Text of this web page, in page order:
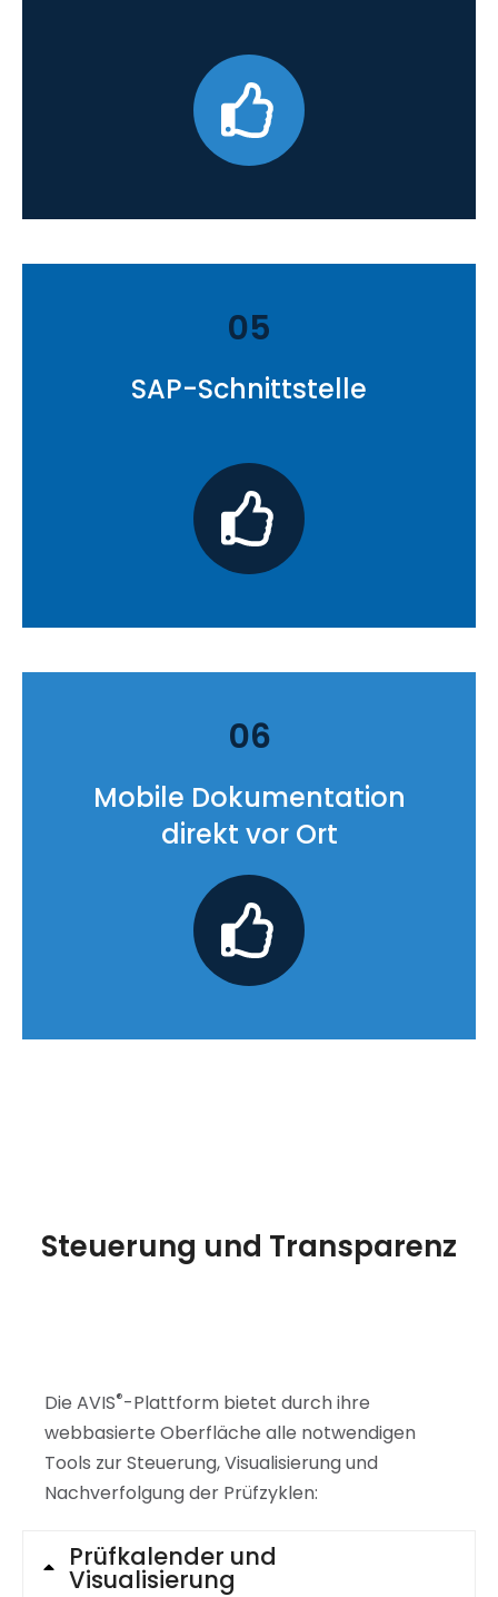
05
SAP-Schnittstelle
06
Mobile Dokumentation
direkt vor Ort
Steuerung und Transparenz
Die AVIS®-Plattform bietet durch ihre
webbasierte Oberfläche alle notwendigen
Tools zur Steuerung, Visualisierung und
Nachverfolgung der Prüfzyklen:
Prüfkalender und
Visualisierung